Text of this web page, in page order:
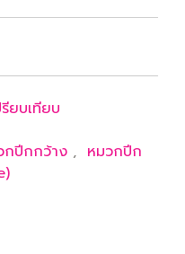
รียบเทียบ
กปีกกว้าง , หมวกปีก